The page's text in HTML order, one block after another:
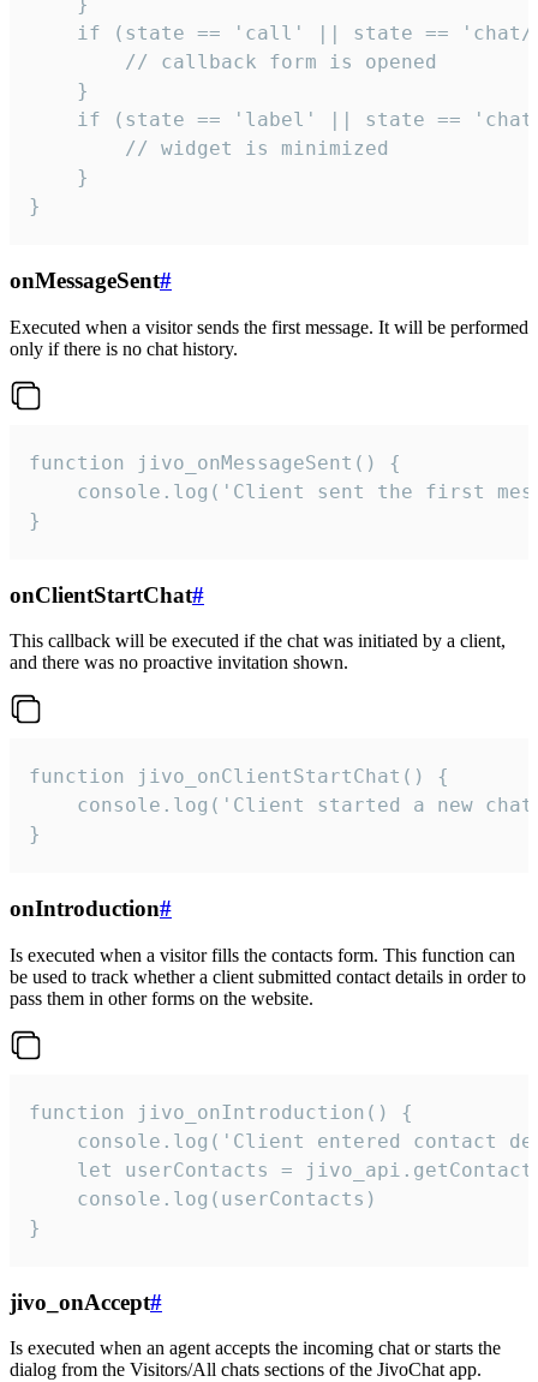
    }
if (state == 'call' || state ==
        // callback form is opened
    }
if (state == 'label' || state ==
        // widget is minimized
    }
}
onMessageSent#
Executed when a visitor sends the first message. It will be performed
only if there is no chat history.
function jivo_onMessageSent() {
console.log('Client sent the first
}
onClientStartChat#
This callback will be executed if the chat was initiated by a client,
and there was no proactive invitation shown.
function jivo_onClientStartChat() {
console.log('Client started a new
}
onIntroduction#
Is executed when a visitor fills the contacts form. This function can
be used to track whether a client submitted contact details in order to
pass them in other forms on the website.
function jivo_onIntroduction() {
console.log('Client entered contact
let userContacts =
    console.log(userContacts)
}
jivo_onAccept#
Is executed when an agent accepts the incoming chat or starts the
dialog from the Visitors/All chats sections of the JivoChat app.